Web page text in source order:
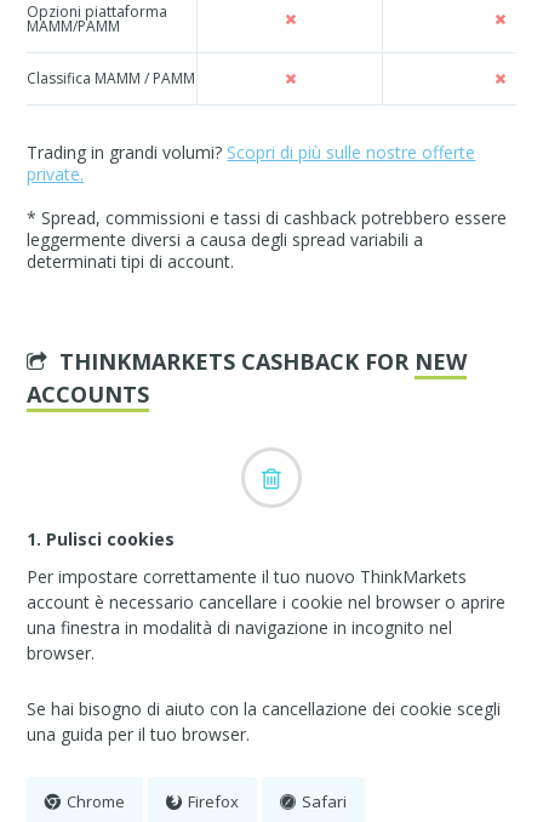
Opzioni piattaforma
MAMM/PAMM
Classifica MAMM / PAMM
Trading in grandi volumi? Scopri di più sulle nostre offerte
private.
* Spread, commissioni e tassi di cashback potrebbero essere
leggermente diversi a causa degli spread variabili a
determinati tipi di account.
THINKMARKETS CASHBACK FOR NEW
ACCOUNTS
1. Pulisci cookies
Per impostare correttamente il tuo nuovo ThinkMarkets
account è necessario cancellare i cookie nel browser o aprire
una finestra in modalità di navigazione in incognito nel
browser.
Se hai bisogno di aiuto con la cancellazione dei cookie scegli
una guida per il tuo browser.
Chrome Firefox Safari